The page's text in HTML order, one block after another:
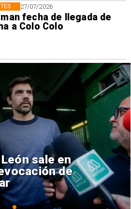
27/07/2026
fecha de llegada de
a Colo Colo
formalizan